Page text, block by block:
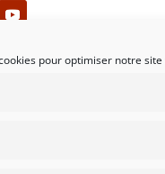
pour optimiser notre